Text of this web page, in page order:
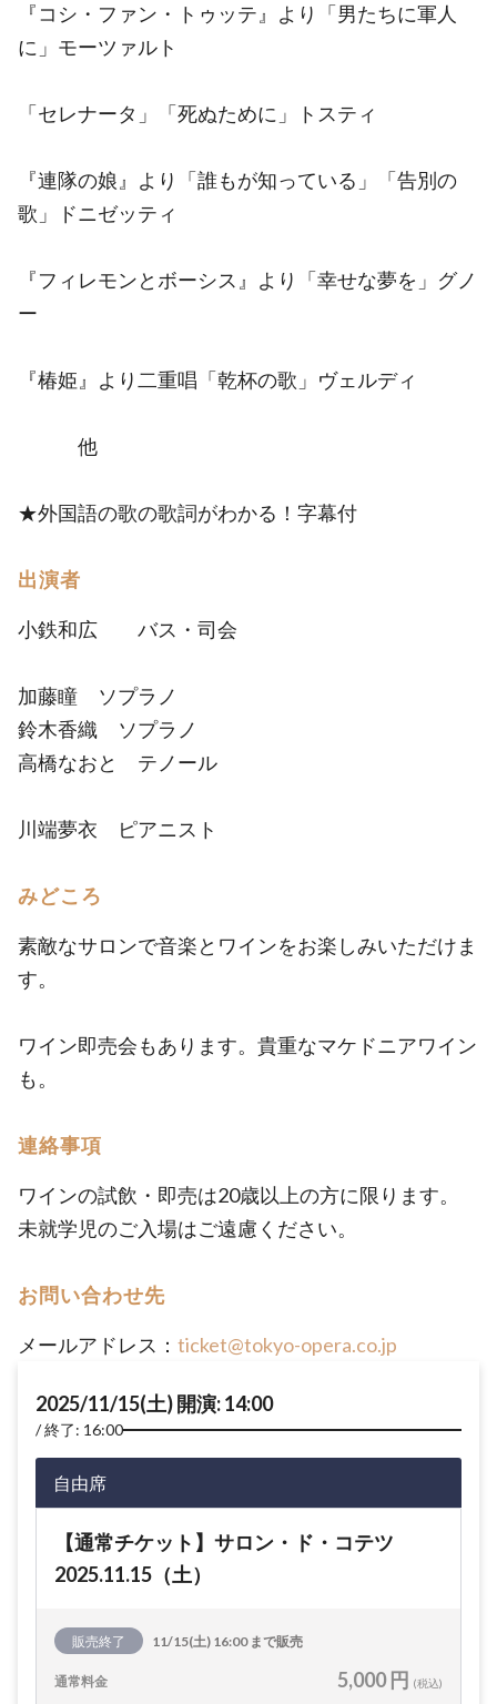
『コシ・ファン・トゥッテ』より「男たちに軍人
に」モーツァルト
「セレナータ」「死ぬために」トスティ
『連隊の娘』より「誰もが知っている」「告別の
歌」ドニゼッティ
『フィレモンとボーシス』より「幸せな夢を」グノ
ー
『椿姫』より二重唱「乾杯の歌」ヴェルディ
他
★外国語の歌の歌詞がわかる！字幕付
出演者
小鉄和広 バス・司会
加藤瞳 ソプラノ
鈴木香織 ソプラノ
高橋なおと テノール
川端夢衣 ピアニスト
みどころ
素敵なサロンで音楽とワインをお楽しみいただけま
す。
ワイン即売会もあります。貴重なマケドニアワイン
も。
連絡事項
ワインの試飲・即売は20歳以上の方に限ります。
未就学児のご入場はご遠慮ください。
お問い合わせ先
メールアドレス： ticket@tokyo-opera.co.jp
2025/11/15(土) 開演: 14:00
終了: 16:00
自由席
【通常チケット】サロン・ド・コテツ
2025.11.15（土）
販売終了 11/15(土) 16:00 まで販売
通常料金 5,000 円 (税込)